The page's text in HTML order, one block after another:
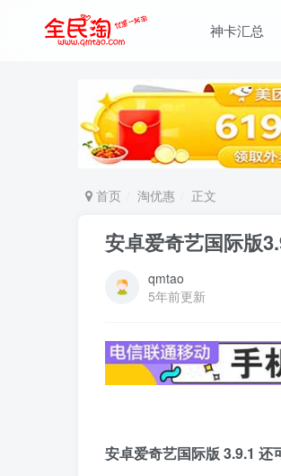
神卡汇总
首页 淘优惠 正文
安卓爱奇艺国际版
qmtao
5年前更新
安卓爱奇艺国际版 3.9.1 还